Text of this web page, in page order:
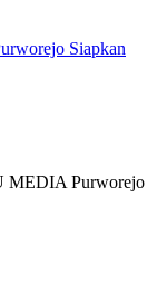
Siapkan
MEDIA Purworejo